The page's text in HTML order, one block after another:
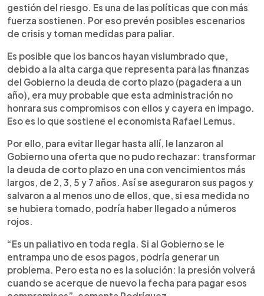
gestión del riesgo. Es una de las políticas que con más
fuerza sostienen. Por eso prevén posibles escenarios
de crisis y toman medidas para paliar.
Es posible que los bancos hayan vislumbrado que,
debido a la alta carga que representa para las finanzas
del Gobierno la deuda de corto plazo (pagadera a un
año), era muy probable que esta administración no
honrara sus compromisos con ellos y cayera en impago.
Eso es lo que sostiene el economista Rafael Lemus.
Por ello, para evitar llegar hasta allí, le lanzaron al
Gobierno una oferta que no pudo rechazar: transformar
la deuda de corto plazo en una con vencimientos más
largos, de 2, 3, 5 y 7 años. Así se aseguraron sus pagos y
salvaron a al menos uno de ellos, que, si esa medida no
se hubiera tomado, podría haber llegado a números
rojos.
“Es un paliativo en toda regla. Si al Gobierno se le
entrampa uno de esos pagos, podría generar un
problema. Pero esta no es la solución: la presión volverá
cuando se acerque de nuevo la fecha para pagar esos